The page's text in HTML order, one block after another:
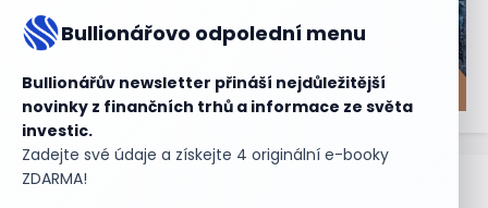
Bullionářovo odpolední menu
Bullionářův newsletter přináší nejdůležitější
novinky z finančních trhů a informace ze světa
investic.
Zadejte své údaje a získejte 4 originální e-booky
ZDARMA!Aktuální